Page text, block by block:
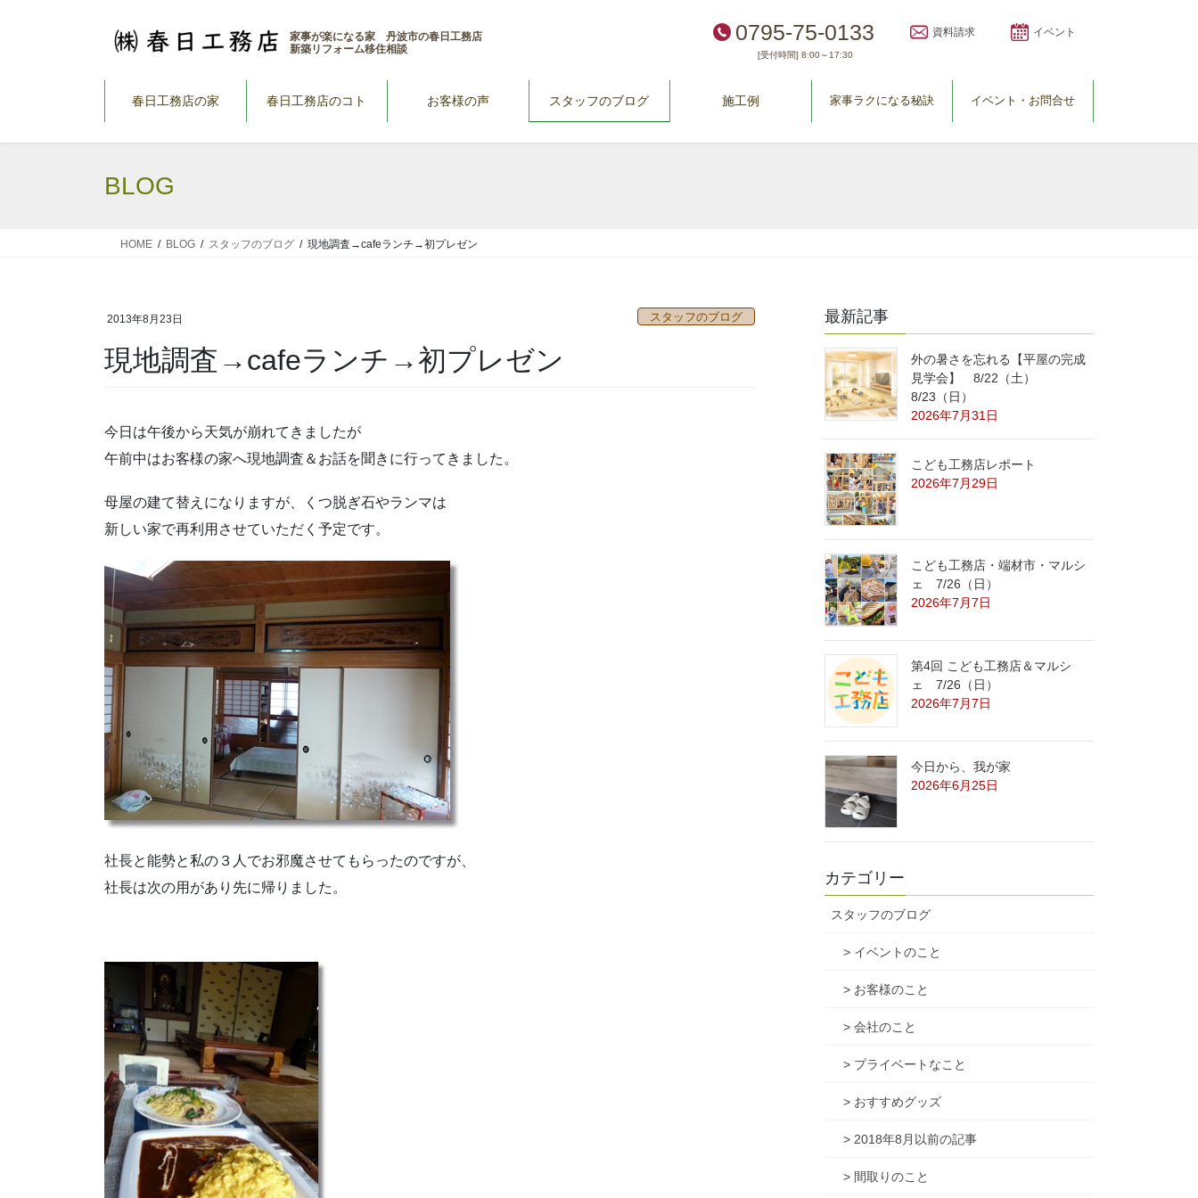
家事が楽になる家 丹波市の春日工務店
新築リフォーム移住相談
0795-75-0133
[受付時間] 8:00～17:30
資料請求 イベント
春日工務店の家 春日工務店のコト お客様の声 スタッフのブログ 施工例 家事ラクになる秘訣 イベント・お問合せ
BLOG
HOME BLOG スタッフのブログ 現地調査→cafeランチ→初プレゼン
2013年8月23日 スタッフのブログ
現地調査→cafeランチ→初プレゼン
今日は午後から天気が崩れてきましたが
午前中はお客様の家へ現地調査＆お話を聞きに行ってきました。
母屋の建て替えになりますが、くつ脱ぎ石やランマは
新しい家で再利用させていただく予定です。
社長と能勢と私の３人でお邪魔させてもらったのですが、
社長は次の用があり先に帰りました。
最新記事
外の暑さを忘れる【平屋の完成
見学会】 8/22（土）
8/23（日）
2026年7月31日
こども工務店レポート
2026年7月29日
こども工務店・端材市・マルシ
ェ 7/26（日）
2026年7月7日
第4回 こども工務店＆マルシ
ェ 7/26（日）
2026年7月7日
今日から、我が家
2026年6月25日
カテゴリー
スタッフのブログ
> イベントのこと
> お客様のこと
> 会社のこと
> プライベートなこと
> おすすめグッズ
> 2018年8月以前の記事
> 間取りのこと